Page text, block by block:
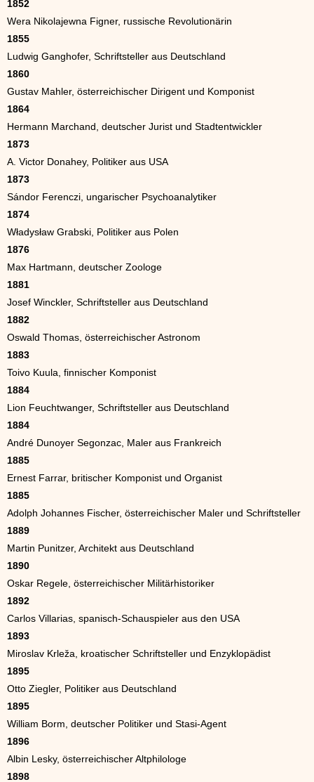
1852
Wera Nikolajewna Figner, russische Revolutionärin
1855
Ludwig Ganghofer, Schriftsteller aus Deutschland
1860
Gustav Mahler, österreichischer Dirigent und Komponist
1864
Hermann Marchand, deutscher Jurist und Stadtentwickler
1873
A. Victor Donahey, Politiker aus USA
1873
Sándor Ferenczi, ungarischer Psychoanalytiker
1874
Władysław Grabski, Politiker aus Polen
1876
Max Hartmann, deutscher Zoologe
1881
Josef Winckler, Schriftsteller aus Deutschland
1882
Oswald Thomas, österreichischer Astronom
1883
Toivo Kuula, finnischer Komponist
1884
Lion Feuchtwanger, Schriftsteller aus Deutschland
1884
André Dunoyer Segonzac, Maler aus Frankreich
1885
Ernest Farrar, britischer Komponist und Organist
1885
Adolph Johannes Fischer, österreichischer Maler und Schriftsteller
1889
Martin Punitzer, Architekt aus Deutschland
1890
Oskar Regele, österreichischer Militärhistoriker
1892
Carlos Villarias, spanisch-Schauspieler aus den USA
1893
Miroslav Krleža, kroatischer Schriftsteller und Enzyklopädist
1895
Otto Ziegler, Politiker aus Deutschland
1895
William Borm, deutscher Politiker und Stasi-Agent
1896
Albin Lesky, österreichischer Altphilologe
1898